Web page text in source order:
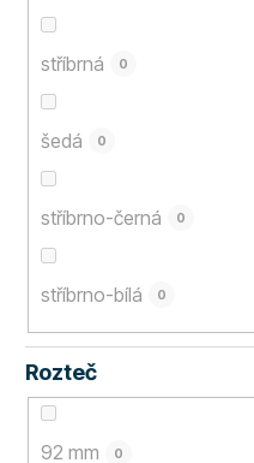
stříbrná 0
šedá 0
stříbrno-černá 0
stříbrno-bílá 0
Rozteč
92 mm 0